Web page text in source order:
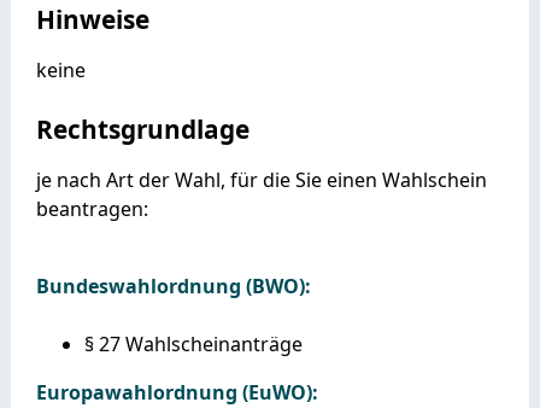
Hinweise
keine
Rechtsgrundlage
je nach Art der Wahl, für die Sie einen Wahlschein
beantragen:
Bundeswahlordnung (BWO):
§ 27 Wahlscheinanträge
Europawahlordnung (EuWO):